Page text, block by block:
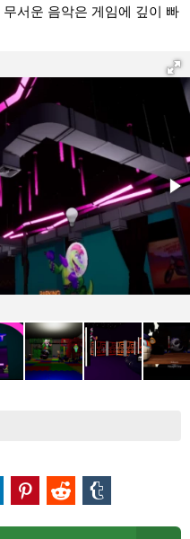
서운 음악은 게임에 깊이 빠